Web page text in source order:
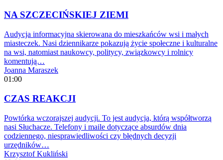
NA SZCZECIŃSKIEJ ZIEMI
Audycja informacyjna skierowana do mieszkańców wsi i małych
miasteczek. Nasi dziennikarze pokazują życie społeczne i kulturalne
na wsi, natomiast naukowcy, politycy, związkowcy i rolnicy
komentują…
Joanna Maraszek
01:00
CZAS REAKCJI
Powtórka wczorajszej audycji. To jest audycja, którą współtworzą
nasi Słuchacze. Telefony i maile dotyczące absurdów dnia
codziennego, niesprawiedliwości czy błędnych decyzji
urzędników…
Krzysztof Kukliński